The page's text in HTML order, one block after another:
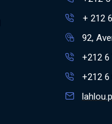
+ 212
92,
+212 6
+212 6